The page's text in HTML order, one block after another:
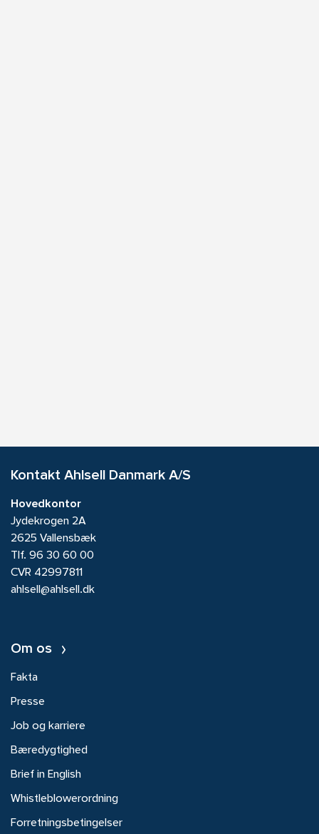
Kontakt Ahlsell Danmark A/S
Hovedkontor
Jydekrogen 2A
2625 Vallensbæk
Tlf. 96 30 60 00
CVR 42997811
ahlsell@ahlsell.dk
Om os
Fakta
Presse
Job og karriere
Bæredygtighed
Brief in English
Whistleblowerordning
Forretningsbetingelser